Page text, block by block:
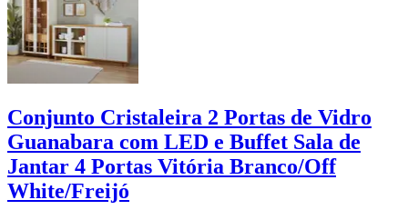
Conjunto Cristaleira 2 Portas de Vidro
Guanabara com LED e Buffet Sala de
Jantar 4 Portas Vitória Branco/Off
White/Freijó